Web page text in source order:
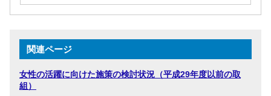
関連ページ
女性の活躍に向けた施策の検討状況（平成29年度以前の取
組）